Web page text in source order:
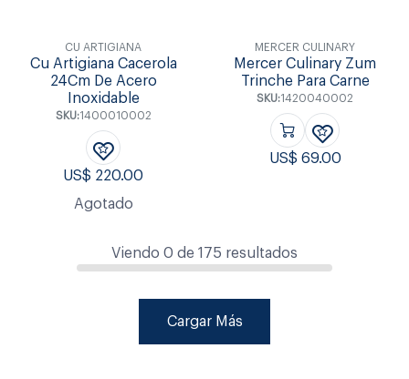
CU ARTIGIANA
Cu Artigiana Cacerola
24Cm De Acero
Inoxidable
SKU:1400010002
US$ 220.00
Agotado
MERCER CULINARY
Mercer Culinary Zum
Trinche Para Carne
SKU:1420040002
US$ 69.00
Viendo 0 de 175 resultados
Cargar Más